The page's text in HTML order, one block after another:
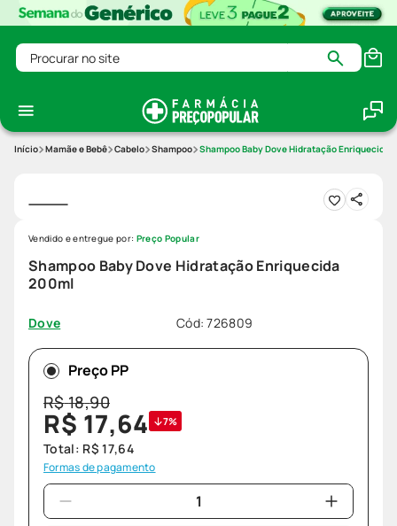
Procurar no site
Mamãe e Bebê Cabelo Shampoo Shampoo Baby Dove Hidratação Enriquecida
Shampoo Baby Dove Hidratação Enriquecida
200ml
Dove Cód:726809
Vendido e entregue por: Preço Popular
Preço PP
R$18,90
R$ 17,64 7%
Total: R$ 17,64
Formas de pagamento